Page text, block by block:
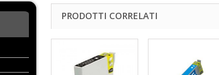
PRODOTTI CORRELATI